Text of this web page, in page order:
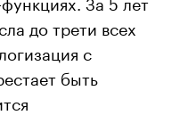
до трети всех
с
быть